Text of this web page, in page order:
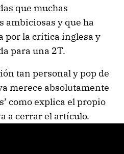
que muchas
ambiciosas y que ha
por la crítica inglesa y
para una 2T.
tan personal y pop de
merece absolutamente
como explica el propio
a cerrar el artículo.